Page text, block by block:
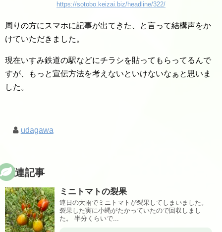
https://sotobo.keizai.biz/headline/322/
周りの方にスマホに記事が出てきた、と言って結構声をか
けていただきました。
現在いすみ鉄道の駅などにチラシを貼ってもらってるんで
すが、もっと宣伝方法を考えないといけないなぁと思いま
した。
udagawa
関連記事
ミニトマトの裂果
連日の大雨でミニトマトが裂果してしまいました。
裂果した実に小蝿がたかっていたので回収しまし
た。 半分くらいで...